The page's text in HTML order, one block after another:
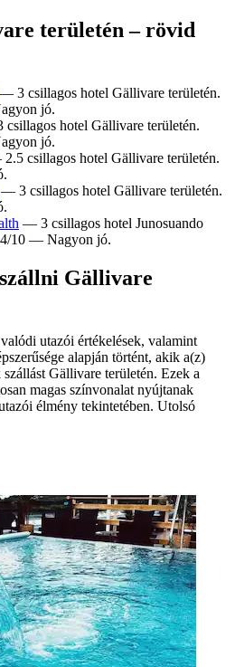
területén – rövid
— 3 csillagos hotel Gällivare területén.
jó.
hotel Gällivare területén.
jó.
csillagos hotel Gällivare területén.
— 3 csillagos hotel Gällivare területén.
— 3 csillagos hotel Junosuando
10 — Nagyon jó.
Gällivare
utazói értékelések, valamint
alapján történt, akik a(z)
Gällivare területén. Ezek a
magas színvonalat nyújtanak
élmény tekintetében. Utolsó